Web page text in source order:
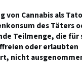
von Cannabis als
des Täters
Teilmenge, die für
oder erlaubten
nicht